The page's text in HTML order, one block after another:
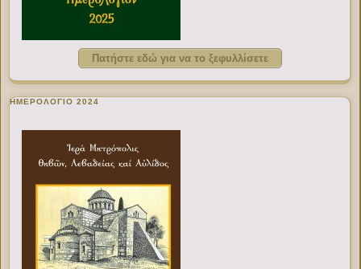
Πατήστε εδώ για να το ξεφυλλίσετε
ΗΜΕΡΟΛΟΓΙΟ 2024